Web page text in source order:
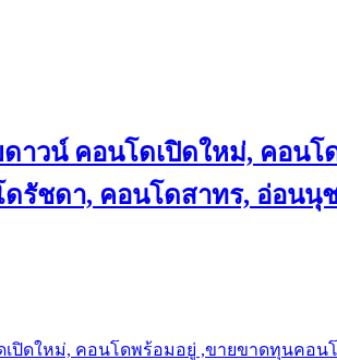
ดาวน์ คอนโดเปิดใหม่, คอน
รัชดา, คอนโดสาทร, อ่อนนุ
ปิดใหม่, คอนโดพร้อมอยู่ ,ขายขาดทุนคอน